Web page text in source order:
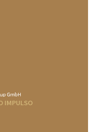
IMPULSO